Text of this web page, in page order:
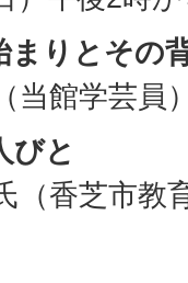
まりとその
当館学芸員
びと
（香芝市教